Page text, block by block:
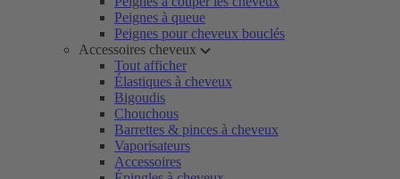
Peignes à queue
Peignes pour cheveux bouclés
Accessoires cheveux
Tout afficher
Élastiques à cheveux
Bigoudis
Chouchous
Barrettes & pinces à cheveux
Vaporisateurs
Accessoires